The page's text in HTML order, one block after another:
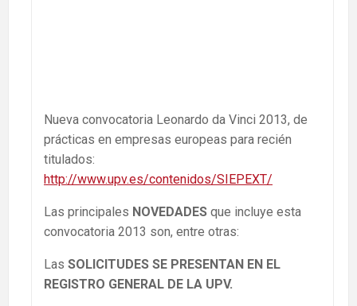
Nueva convocatoria Leonardo da Vinci 2013, de
prácticas en empresas europeas para recién
titulados:
http://www.upv.es/contenidos/SIEPEXT/
Las principales NOVEDADES que incluye esta
convocatoria 2013 son, entre otras:
Las SOLICITUDES SE PRESENTAN EN EL
REGISTRO GENERAL DE LA UPV.